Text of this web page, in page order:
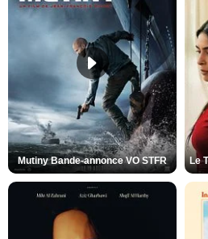
Mutiny Bande-annonce VO STFR Le